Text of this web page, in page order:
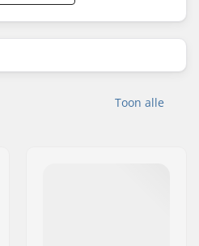
Toon alle